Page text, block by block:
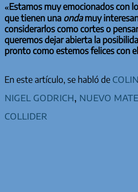
«Estamos muy emocionados con
que tienen una ondamuy
considerarlos como cortes o
queremos dejar abierta la
pronto como estemos felices con
En este artículo, se habló de
nigel godrich, nuevo
collider